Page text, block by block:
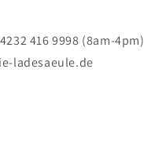
416 9998 (8am-4pm)
ladesaeule.de